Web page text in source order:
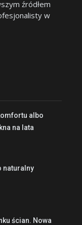
źródłem
w
albo
na lata
naturalny
ścian. Nowa